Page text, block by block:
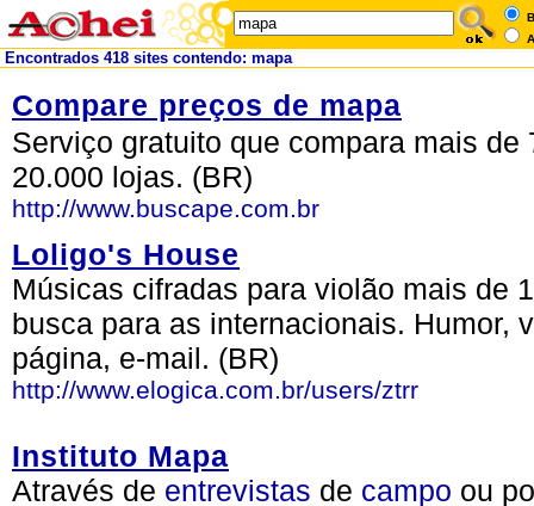
Encontrados 418 sites contendo: mapa
Compare preços de mapa
Serviço gratuito que compara mais
20.000 lojas. (BR)
http://www.buscape.com.br
Loligo's House
Músicas cifradas para violão mais de
busca para as internacionais. Humor,
página, e-mail. (BR)
http://www.elogica.com.br/users/ztrr
Instituto Mapa
Através de entrevistas de campo ou